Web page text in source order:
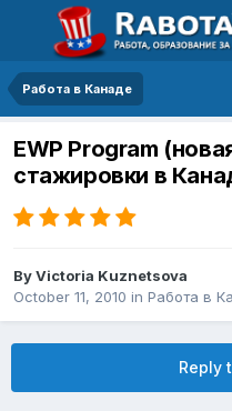
Работа в Канаде
EWP Program
стажировки в
ByVictoria Kuznetsova
October 11, 2010 in Работа в
Reply